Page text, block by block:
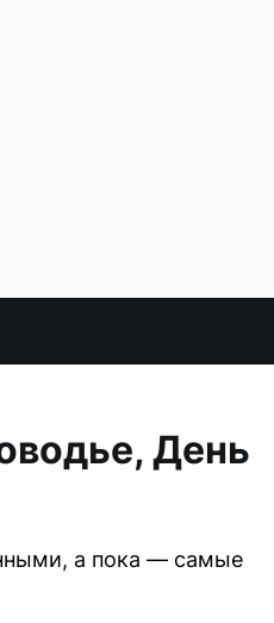
День
а пока — самые